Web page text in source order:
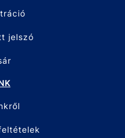
jelszó